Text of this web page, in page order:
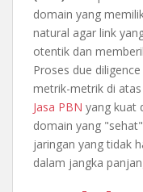
domain yang
natural agar link
otentik dan
Proses due
metrik-metrik di
Jasa PBN yang kuat
domain yang
jaringan yang tidak
dalam jangka